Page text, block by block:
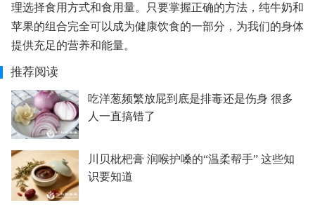
理选择食用方式和食用量。只要掌握正确的方法，纯牛奶和
苹果的组合完全可以成为健康饮食的一部分，为我们的身体
提供充足的营养和能量。
推荐阅读
吃洋葱频繁放屁到底是排毒还是伤身 很多
人一直搞错了
川贝枇杷膏 润喉护嗓的“温柔帮手” 这些知
识要知道